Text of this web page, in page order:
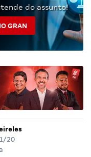
do assunto!
GRAN
20